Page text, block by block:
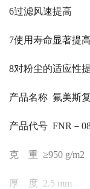
6过滤风速提高
7使用寿命显著提高
8对粉尘的适应性
产品名称 氟美斯
产品代号 FNR－
克 重 ≥950 g/m2
厚 度 2.5 mm